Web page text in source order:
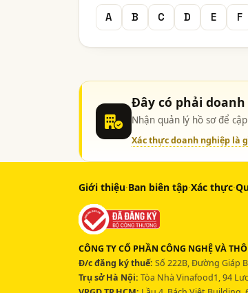
A B C D E F
Đây có phải
Nhận quản lý hồ sơ để
Xác thực doanh nghiệp là
Giới thiệu·Ban biên tập·Xác thực·
CÔNG TY CỔ PHẦN CÔNG NGHỆ VÀ
Đ/c đăng ký thuế: Số 222B, Đường Giáp
Trụ sở Hà Nội: Tòa Nhà Vinafood1, 94